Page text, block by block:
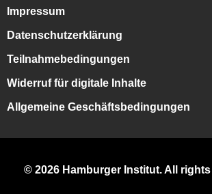
Impressum
Datenschutzerklärung
Teilnahmebedingungen
Widerruf für digitale Inhalte
Allgemeine Geschäftsbedingungen
© 2026 Hamburger Institut. All rights